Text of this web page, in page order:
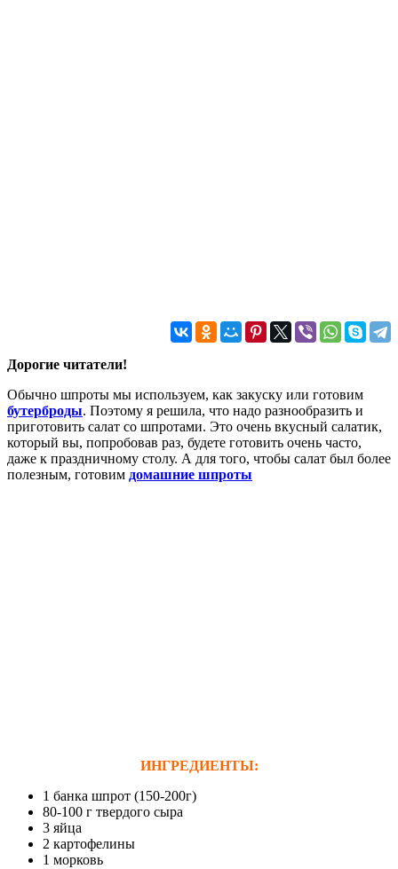
Дорогие читатели!
Обычно шпроты мы используем, как закуску или готовим
бутерброды. Поэтому я решила, что надо разнообразить и
приготовить салат со шпротами. Это очень вкусный салатик,
который вы, попробовав раз, будете готовить очень часто,
даже к праздничному столу. А для того, чтобы салат был более
полезным, готовим домашние шпроты
ИНГРЕДИЕНТЫ:
1 банка шпрот (150-200г)
80-100 г твердого сыра
3 яйца
2 картофелины
1 морковь